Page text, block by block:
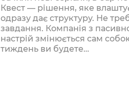
Квест — рішення, яке
одразу дає структуру. Не
завдання. Компанія з
настрій змінюється сам
тиждень ви будете…